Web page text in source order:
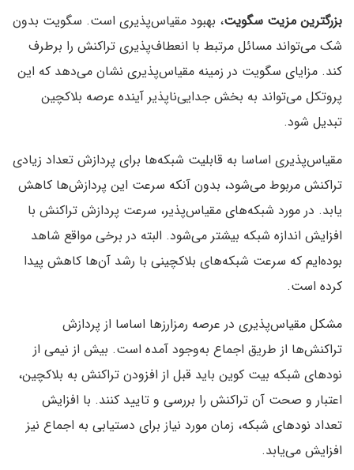
بزرگترین مزیت سگویت، بهبود مقیاس‌پذیری است. سگویت بدون
شک می‌تواند مسائل مرتبط با انعطاف‌پذیری تراکنش را برطرف
کند. مزایای سگویت در زمینه مقیاس‌پذیری نشان می‌دهد که این
پروتکل می‌تواند به بخش جدایی‌ناپذیر آینده عرصه بلاکچین
تبدیل شود.
مقیاس‌پذیری اساسا به قابلیت شبکه‌ها برای پردازش تعداد زیادی
تراکنش مربوط می‌شود، بدون آنکه سرعت این پردازش‌ها کاهش
یابد. در مورد شبکه‌های مقیاس‌پذیر، سرعت پردازش تراکنش با
افزایش اندازه شبکه بیشتر می‌شود. البته در برخی مواقع شاهد
بوده‌ایم که سرعت شبکه‌های بلاکچینی با رشد آن‌ها کاهش پیدا
کرده است.
مشکل مقیاس‌پذیری در عرصه رمزارزها اساسا از پردازش
تراکنش‌ها از طریق اجماع به‌وجود آمده است. بیش از نیمی از
نودهای شبکه بیت کوین باید قبل از افزودن تراکنش به بلاکچین،
اعتبار و صحت آن تراکنش را بررسی و تایید کنند. با افزایش
تعداد نودهای شبکه، زمان مورد نیاز برای دستیابی به اجماع نیز
افزایش می‌یابد.